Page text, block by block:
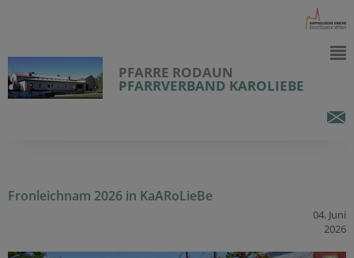
PFARRE RODAUN
PFARRVERBAND KAROLIEBE
Fronleichnam 2026 in KaARoLieBe
04. Juni
2026